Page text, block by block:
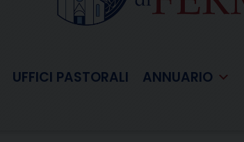
UFFICI PASTORALI ANNUARIO